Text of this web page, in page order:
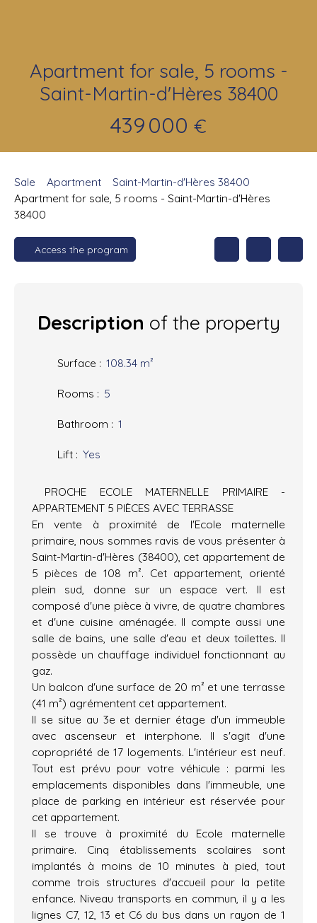
Apartment for sale, 5 rooms -
Saint-Martin-d'Hères 38400
439 000 €
Sale Apartment
Saint-Martin-d'Hères 38400
Apartment for sale, 5 rooms - Saint-Martin-d'Hères
38400
Access the program
Description of the property
Surface : 108.34 m²
Rooms : 5
Bathroom : 1
Lift : Yes
PROCHE ECOLE MATERNELLE PRIMAIRE -
APPARTEMENT 5 PIÈCES AVEC TERRASSE
En vente à proximité de l'Ecole maternelle
primaire, nous sommes ravis de vous présenter à
Saint-Martin-d'Hères (38400), cet appartement de
5 pièces de 108 m². Cet appartement, orienté
plein sud, donne sur un espace vert. Il est
composé d'une pièce à vivre, de quatre chambres
et d'une cuisine aménagée. Il compte aussi une
salle de bains, une salle d'eau et deux toilettes. Il
possède un chauffage individuel fonctionnant au
gaz.
Un balcon d'une surface de 20 m² et une terrasse
(41 m²) agrémentent cet appartement.
Il se situe au 3e et dernier étage d'un immeuble
avec ascenseur et interphone. Il s'agit d'une
copropriété de 17 logements. L'intérieur est neuf.
Tout est prévu pour votre véhicule : parmi les
emplacements disponibles dans l'immeuble, une
place de parking en intérieur est réservée pour
cet appartement.
Il se trouve à proximité du Ecole maternelle
primaire. Cinq établissements scolaires sont
implantés à moins de 10 minutes à pied, tout
comme trois structures d'accueil pour la petite
enfance. Niveau transports en commun, il y a les
lignes C7, 12, 13 et C6 du bus dans un rayon de 1